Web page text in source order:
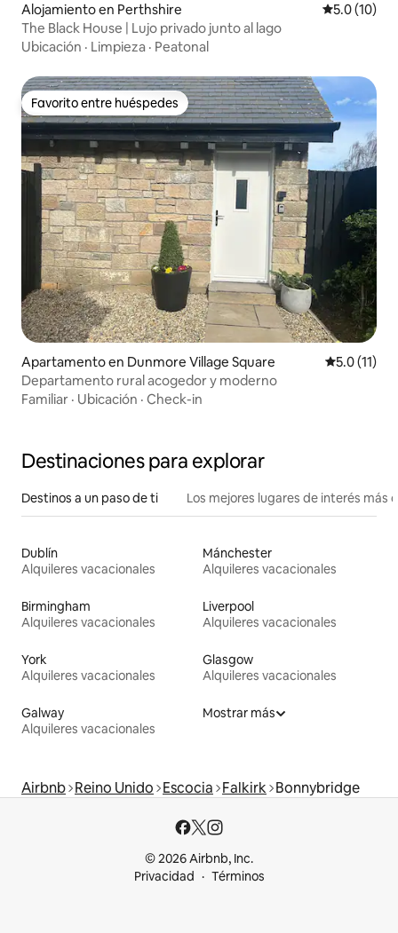
Alojamiento en Perthshire Calificación
5.0 (10)
The Black House | Lujo privado junto al lago
Ubicación · Limpieza · Peatonal
Favorito entre huéspedes
Favorito entre huéspedes
Apartamento en Dunmore Village Square Calificación
5.0 (11)
Departamento rural acogedor y moderno
Familiar · Ubicación · Check-in
Destinaciones para explorar
Destinos a un paso de ti Los mejores lugares de interés más
Dublín
Alquileres vacacionales
Mánchester
Alquileres vacacionales
Birmingham
Alquileres vacacionales
Liverpool
Alquileres vacacionales
York
Alquileres vacacionales
Glasgow
Alquileres vacacionales
Galway
Alquileres vacacionales
Mostrar más
Airbnb Reino Unido Escocia Falkirk Bonnybridge
© 2026 Airbnb, Inc.
Privacidad
Términos